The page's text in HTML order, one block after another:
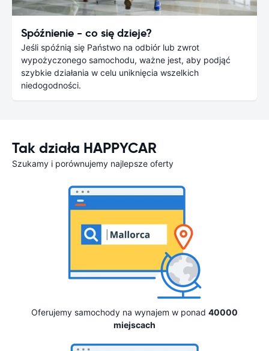
Spóźnienie - co się dzieje?
Jeśli spóźnią się Państwo na odbiór lub zwrot
wypożyczonego samochodu, ważne jest, aby podjąć
szybkie działania w celu uniknięcia wszelkich
niedogodności.
Tak działa HAPPYCAR
Szukamy i porównujemy najlepsze oferty
Oferujemy samochody na wynajem w ponad 40000
miejscach